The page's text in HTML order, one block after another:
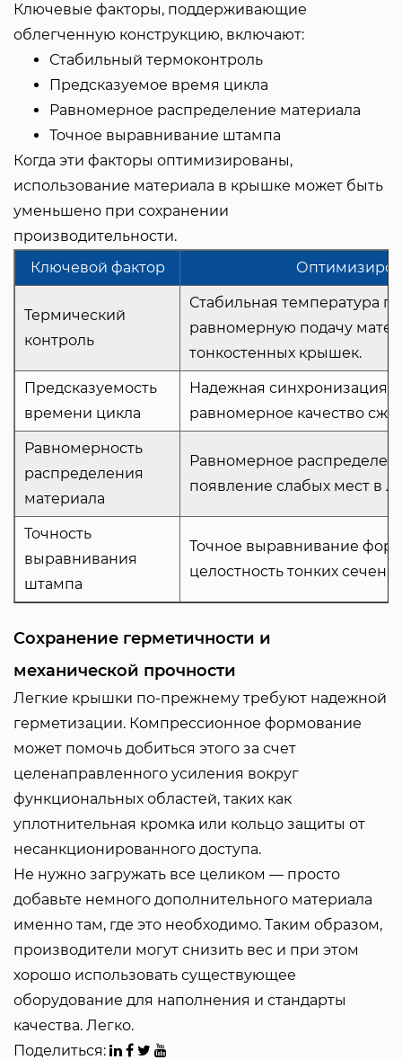
Ключевые факторы, поддерживающие
облегченную конструкцию, включают:
Стабильный термоконтроль
Предсказуемое время цикла
Равномерное распределение материала
Точное выравнивание штампа
Когда эти факторы оптимизированы,
использование материала в крышке может быть
уменьшено при сохранении
производительности.
Ключевой фактор
Термический
контроль
Стабильная температура
равномерную подачу
тонкостенных крышек.
Предсказуемость
времени цикла
Надежная синхронизация
равномерное качество
Равномерность
распределения
материала
Равномерное
появление слабых мест в
Точность
выравнивания
штампа
Точное выравнивание
целостность тонких
Сохранение герметичности и
механической прочности
Легкие крышки по-прежнему требуют надежной
герметизации. Компрессионное формование
может помочь добиться этого за счет
целенаправленного усиления вокруг
функциональных областей, таких как
уплотнительная кромка или кольцо защиты от
несанкционированного доступа.
Не нужно загружать все целиком — просто
добавьте немного дополнительного материала
именно там, где это необходимо. Таким образом,
производители могут снизить вес и при этом
хорошо использовать существующее
оборудование для наполнения и стандарты
качества. Легко.
Поделиться: